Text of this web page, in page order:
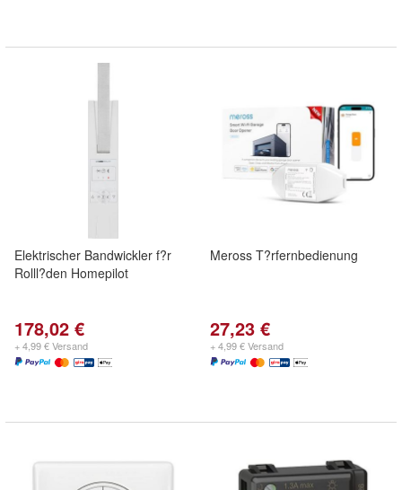
Elektrischer Bandwickler f?r
Rolll?den Homepilot
178,02 €
+ 4,99 € Versand
Meross T?rfernbedienung
27,23 €
+ 4,99 € Versand